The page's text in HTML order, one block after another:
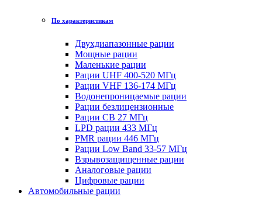
По характеристикам
Двухдиапазонные рации
Мощные рации
Маленькие рации
Рации UHF 400-520 МГц
Рации VHF 136-174 МГц
Водонепроницаемые рации
Рации безлицензионные
Рации CB 27 МГц
LPD рации 433 МГц
PMR рации 446 МГц
Рации Low Band 33-57 МГц
Взрывозащищенные рации
Аналоговые рации
Цифровые рации
Автомобильные рации